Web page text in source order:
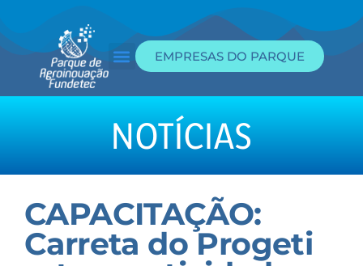
EMPRESAS DO PARQUE
NOTÍCIAS
CAPACITAÇÃO:
Carreta do Progeti